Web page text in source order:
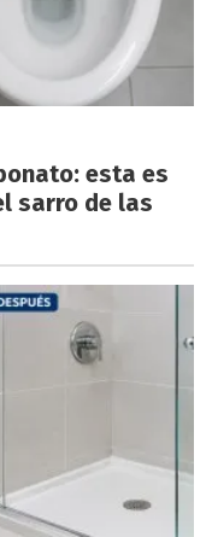
esta es
sarro de las